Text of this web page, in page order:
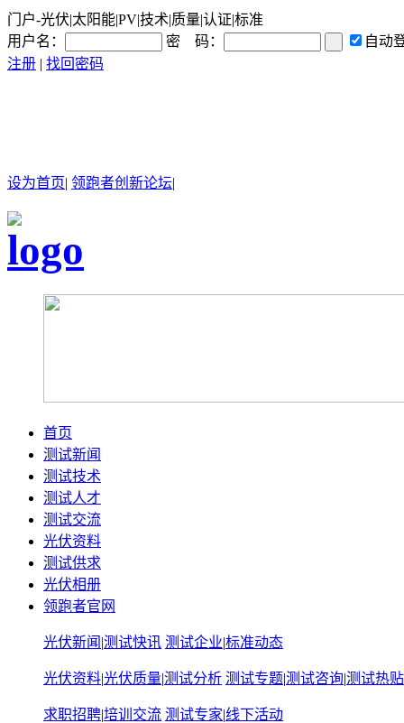
门户-光伏|太阳能|PV|技术|质量|认证|标准
用户名：
密 码：
自动
注册 | 找回密码
设为首页| 领跑者创新论坛|
首页
测试新闻
测试技术
测试人才
测试交流
光伏资料
测试供求
光伏相册
领跑者官网
光伏新闻 |测试快讯 测试企业|标准动态
光伏资料|光伏质量|测试分析 测试专题|测试咨询|测试热贴
求职招聘|培训交流 测试专家|线下活动